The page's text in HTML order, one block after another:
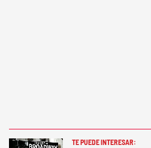
TE PUEDE INTERESAR: